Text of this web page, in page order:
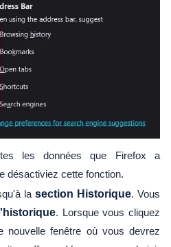
les données que Firefox a
désactiviez cette fonction.
lasection Historique. Vous
. Lorsque vous cliquez
nouvelle fenêtre où vous devrez